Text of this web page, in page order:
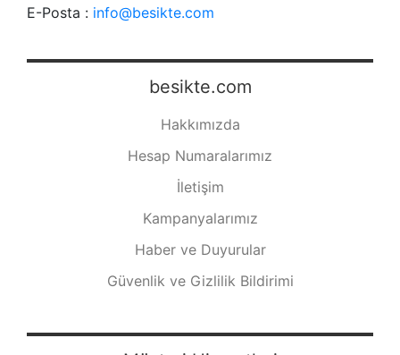
E-Posta : info@besikte.com
besikte.com
Hakkımızda
Hesap Numaralarımız
İletişim
Kampanyalarımız
Haber ve Duyurular
Güvenlik ve Gizlilik Bildirimi